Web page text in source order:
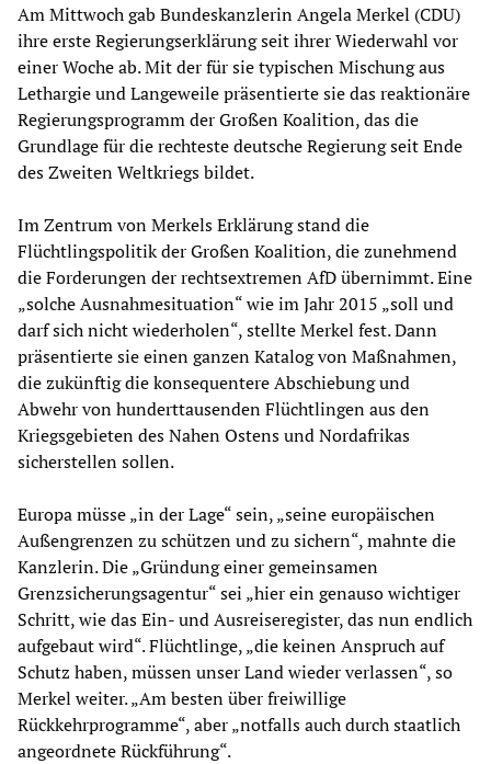
Am Mittwoch gab Bundeskanzlerin Angela Merkel (CDU)
ihre erste Regierungserklärung seit ihrer Wiederwahl vor
einer Woche ab. Mit der für sie typischen Mischung aus
Lethargie und Langeweile präsentierte sie das reaktionäre
Regierungsprogramm der Großen Koalition, das die
Grundlage für die rechteste deutsche Regierung seit Ende
des Zweiten Weltkriegs bildet.
Im Zentrum von Merkels Erklärung stand die
Flüchtlingspolitik der Großen Koalition, die zunehmend
die Forderungen der rechtsextremen AfD übernimmt. Eine
„solche Ausnahmesituation“ wie im Jahr 2015 „soll und
darf sich nicht wiederholen“, stellte Merkel fest. Dann
präsentierte sie einen ganzen Katalog von Maßnahmen,
die zukünftig die konsequentere Abschiebung und
Abwehr von hunderttausenden Flüchtlingen aus den
Kriegsgebieten des Nahen Ostens und Nordafrikas
sicherstellen sollen.
Europa müsse „in der Lage“ sein, „seine europäischen
Außengrenzen zu schützen und zu sichern“, mahnte die
Kanzlerin. Die „Gründung einer gemeinsamen
Grenzsicherungsagentur“ sei „hier ein genauso wichtiger
Schritt, wie das Ein- und Ausreiseregister, das nun endlich
aufgebaut wird“. Flüchtlinge, „die keinen Anspruch auf
Schutz haben, müssen unser Land wieder verlassen“, so
Merkel weiter. „Am besten über freiwillige
Rückkehrprogramme“, aber „notfalls auch durch staatlich
angeordnete Rückführung“.